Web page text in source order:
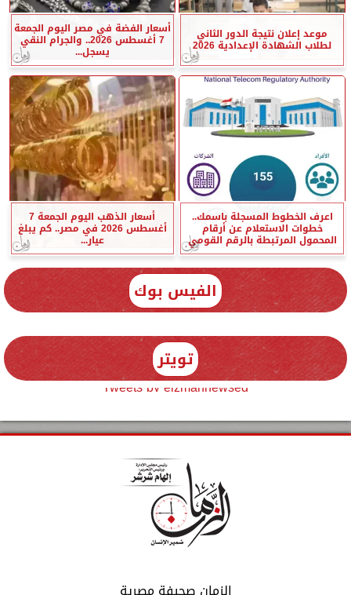
موعد إعلان نتيجة الدور الثاني
لطلاب الشهادة الإعدادية 2026
أسعار الفضة في مصر اليوم الجمعة
7 أغسطس 2026.. والجرام النقي
يسجل...
اعرف الخطوط المسجلة باسمك..
خطوات الاستعلام عن أرقام
المحمول المرتبطة بالرقم القومي
أسعار الذهب اليوم الجمعة 7
أغسطس 2026 في مصر.. كم يبلغ
عيار...
الفيس بوك
تويتر
Tweets by elzmannewseg